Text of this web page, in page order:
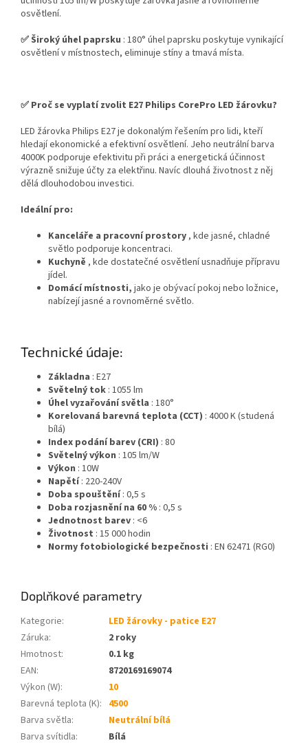
osvětlení.
✅ Široký úhel paprsku : 180° úhel paprsku poskytuje vynikající
osvětlení v místnostech, eliminuje stíny a tmavá místa.
✅ Proč se vyplatí zvolit E27 Philips CorePro LED žárovku?
LED žárovka Philips E27 je dokonalým řešením pro lidi, kteří
hledají ekonomické a efektivní osvětlení. Jeho neutrální barva
4000K podporuje efektivitu při práci a energetická účinnost
výrazně snižuje účty za elektřinu. Navíc dlouhá životnost z něj
dělá dlouhodobou investici.
Ideální pro:
Kanceláře a pracovní prostory, kde jasné, chladné
světlo podporuje koncentraci.
Kuchyně , kde dostatečné osvětlení usnadňuje přípravu
jídel.
Domácí místnosti, jako je obývací pokoj nebo ložnice,
nabízejí jasné a rovnoměrné světlo.
Technické údaje:
Základna : E27
Světelný tok : 1055 lm
Úhel vyzařování světla : 180°
Korelovaná barevná teplota (CCT) : 4000 K (studená
bílá)
Index podání barev (CRI) : 80
Světelný výkon : 105 lm/W
Výkon : 10W
Napětí: 220-240V
Doba spouštění: 0,5 s
Doba rozjasnění na 60 % : 0,5 s
Jednotnost barev : <6
Životnost : 15 000 hodin
Normy fotobiologické bezpečnosti : EN 62471 (RG0)
Doplňkové parametry
Kategorie:
LED žárovky - patice E27
Záruka:
2 roky
Hmotnost:
0.1 kg
EAN:
8720169169074
Výkon (W):
10
Barevná teplota (K): 4500
Barva světla:
Neutrální bílá
Barva svítidla:
Bílá